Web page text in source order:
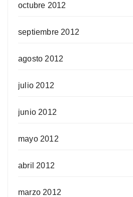
octubre 2012
septiembre 2012
agosto 2012
julio 2012
junio 2012
mayo 2012
abril 2012
marzo 2012